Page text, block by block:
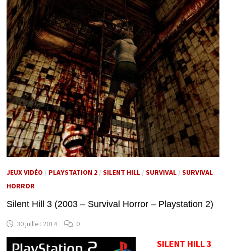
JEUX VIDÉO / PLAYSTATION 2/ SILENT HILL/ SURVIVAL/ SURVIVAL
HORROR
Silent Hill 3 (2003 – Survival Horror – Playstation 2)
30 juillet 2014 0
SILENT HILL 3